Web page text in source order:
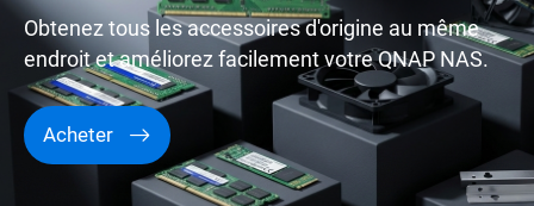
Obtenez tous les accessoires d'origine au même
endroit et améliorez facilement votre QNAP NAS.
Acheter